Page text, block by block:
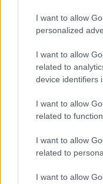
I want to allow
personalized
I want to allow
related to
device identifiers
I want to allow
related to
I want to allow
related to
I want to allow
Mostre a Parigi
spazi espositivi
LIFESTYLE